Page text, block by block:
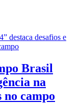
Brasil
na
no campo